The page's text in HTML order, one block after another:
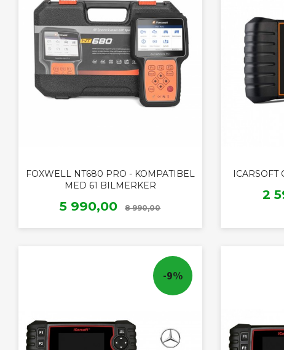
FOXWELL NT680 PRO - KOMPATIBEL
MED 61 BILMERKER
Tilbud
5 990,00 8 990,00Rabatt
ICARSOFT
2
-9%